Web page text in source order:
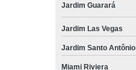
Jardim Guarará
Jardim Las Vegas
Jardim Santo Antônio
Miami Riviera